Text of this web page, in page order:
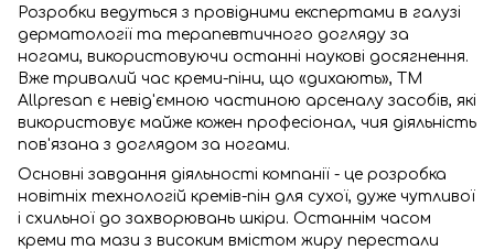
Розробки ведуться з провідними експертами в галузі
дерматології та терапевтичного догляду за
ногами, використовуючи останні наукові досягнення.
Вже тривалий час креми-піни, що «дихають», TM
Allpresan є невід'ємною частиною арсеналу засобів, які
використовує майже кожен професіонал, чия діяльність
пов'язана з доглядом за ногами.
Основні завдання діяльності компанії - це розробка
новітніх технологій кремів-пін для сухої, дуже чутливої
і схильної до захворювань шкіри. Останнім часом
креми та мази з високим вмістом жиру перестали